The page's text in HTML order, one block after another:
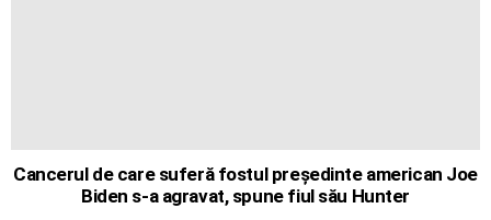
Cancerul de care suferă fostul președinte american Joe
Biden s-a agravat, spune fiul său Hunter